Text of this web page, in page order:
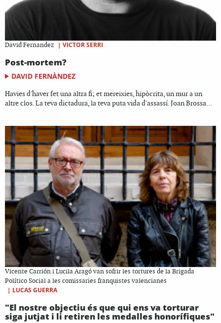
David Fernandez | VICTOR SERRI
Post-mortem?
DAVID FERNÀNDEZ
Havies d'haver fet una altra fi; et mereixies, hipòcrita, un mur a un
altre clos. La teva dictadura, la teva puta vida d'assassí. Joan Brossa...
Vicente Carrión i Lucila Aragó van sofrir les tortures de la Brigada
Político Social a les comissaries franquistes valencianes
| LUCAS GUERRA
"El nostre objectiu és que qui ens va torturar
siga jutjat i li retiren les medalles honorífiques"